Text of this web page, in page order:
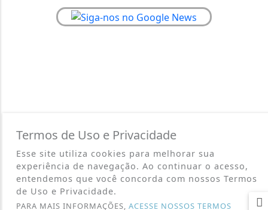
Termos de Uso e Privacidade
Esse site utiliza cookies para melhorar sua
experiência de navegação. Ao continuar o acesso,
entendemos que você concorda com nossos Termos
de Uso e Privacidade.
PARA MAIS INFORMAÇÕES, ACESSE NOSSOS TERMOS